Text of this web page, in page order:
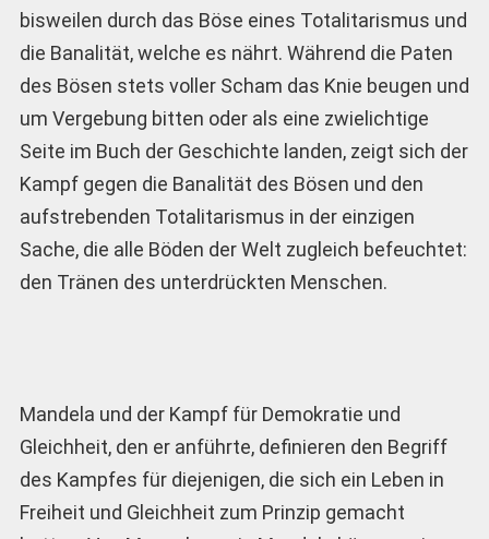
bisweilen durch das Böse eines Totalitarismus und
die Banalität, welche es nährt. Während die Paten
des Bösen stets voller Scham das Knie beugen und
um Vergebung bitten oder als eine zwielichtige
Seite im Buch der Geschichte landen, zeigt sich der
Kampf gegen die Banalität des Bösen und den
aufstrebenden Totalitarismus in der einzigen
Sache, die alle Böden der Welt zugleich befeuchtet:
den Tränen des unterdrückten Menschen.
Mandela und der Kampf für Demokratie und
Gleichheit, den er anführte, definieren den Begriff
des Kampfes für diejenigen, die sich ein Leben in
Freiheit und Gleichheit zum Prinzip gemacht